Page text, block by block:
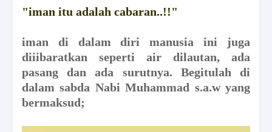
"iman itu adalah cabaran..!!"
iman di dalam diri manusia ini juga
diiibaratkan seperti air dilautan, ada
pasang dan ada surutnya. Begitulah di
dalam sabda Nabi Muhammad s.a.w yang
bermaksud;